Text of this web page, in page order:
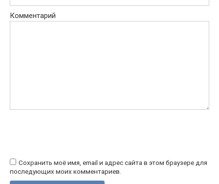
Комментарий
Сохранить моё имя, email и адрес сайта в этом браузере для
последующих моих комментариев.